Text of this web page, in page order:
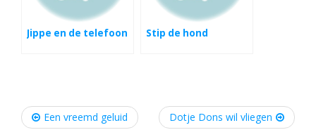
Jippe en de telefoon Stip de hond
Post
navigation
Een vreemd geluid Dotje Dons wil vliegen